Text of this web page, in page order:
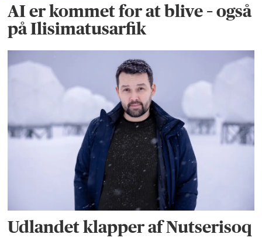
AI er kommet for at blive – også
på Ilisimatusarfik
Udlandet klapper af Nutserisoq